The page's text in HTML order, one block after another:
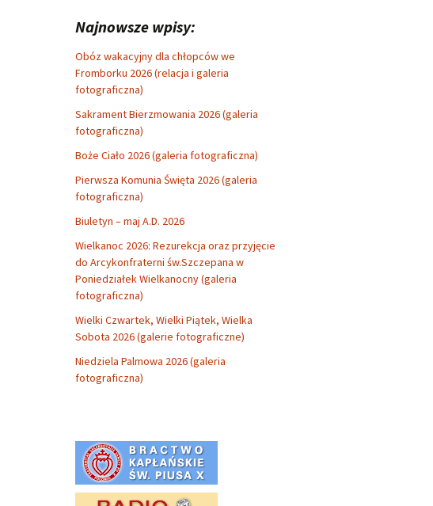
Najnowsze wpisy:
Obóz wakacyjny dla chłopców we
Fromborku 2026 (relacja i galeria
fotograficzna)
Sakrament Bierzmowania 2026 (galeria
fotograficzna)
Boże Ciało 2026 (galeria fotograficzna)
Pierwsza Komunia Święta 2026 (galeria
fotograficzna)
Biuletyn – maj A.D. 2026
Wielkanoc 2026: Rezurekcja oraz przyjęcie
do Arcykonfraterni św.Szczepana w
Poniedziałek Wielkanocny (galeria
fotograficzna)
Wielki Czwartek, Wielki Piątek, Wielka
Sobota 2026 (galerie fotograficzne)
Niedziela Palmowa 2026 (galeria
fotograficzna)